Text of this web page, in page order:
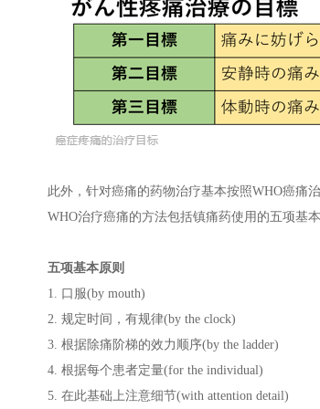
此外，针对癌痛的药物治疗基本按照WHO癌痛治
WHO治疗癌痛的方法包括镇痛药使用的五项基
五项基本原则
1. 口服(by mouth)
2. 规定时间，有规律(by the clock)
3. 根据除痛阶梯的效力顺序(by the ladder)
4. 根据每个患者定量(for the individual)
5. 在此基础上注意细节(with attention detail)